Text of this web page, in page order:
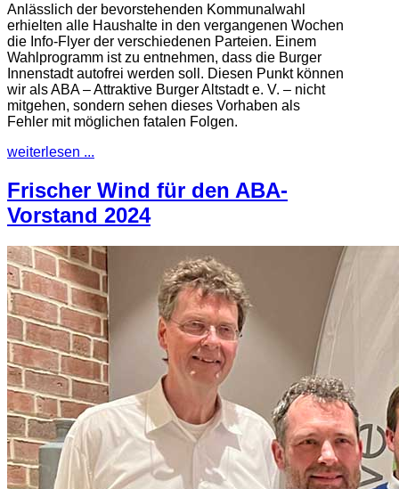
Anlässlich der bevorstehenden Kommunalwahl
erhielten alle Haushalte in den vergangenen Wochen
die Info-Flyer der verschiedenen Parteien. Einem
Wahlprogramm ist zu entnehmen, dass die Burger
Innenstadt autofrei werden soll. Diesen Punkt können
wir als ABA – Attraktive Burger Altstadt e. V. – nicht
mitgehen, sondern sehen dieses Vorhaben als
Fehler mit möglichen fatalen Folgen.
weiterlesen ...
Frischer Wind für den ABA-
Vorstand 2024